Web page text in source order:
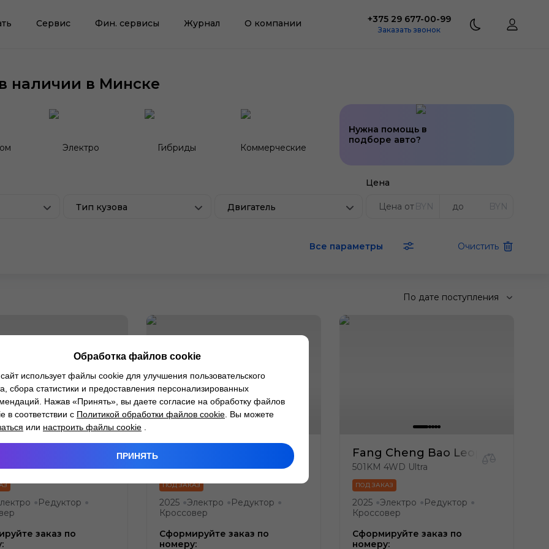
Сервис Фин. сервисы Журнал О компании +375 29 677-00-99
Заказать звонок
наличии в Минске
Электро Гибриды Коммерческие
Нужна помощь в
подборе авто?
Тип кузова Двигатель
Цена
BYN BYN
Все параметры Очистить
По дате поступления
Cheng Bao Leopard Titanium 3
● Редуктор ●
заказ по
Fang Cheng Bao Leopard Titanium 3
501 km Max 4WD
ПОД ЗАКАЗ
2025 ●Электро ● Редуктор ●
Кроссовер
Сформируйте заказ по
номеру:
Fang Cheng Bao Leopard
501KM 4WD Ultra
ПОД ЗАКАЗ
2025 ●Электро ● Редуктор ●
Кроссовер
Сформируйте заказ по
номеру:
Обработка файлов cookie
использует файлы cookie для улучшения пользовательского
сбора статистики и предоставления персонализированных
Нажав «Принять», вы даете согласие на обработку файлов
в соответствии с Политикой обработки файлов cookie . Вы можете
или настроить файлы cookie
ПРИНЯТЬ